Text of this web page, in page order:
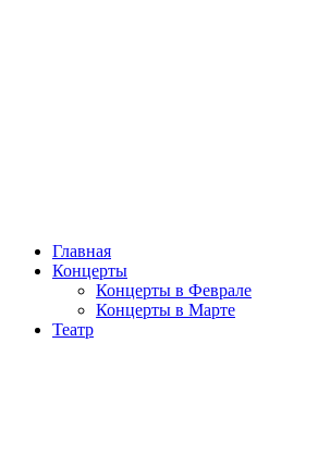
Главная
Концерты
Концерты в Феврале
Концерты в Марте
Театр